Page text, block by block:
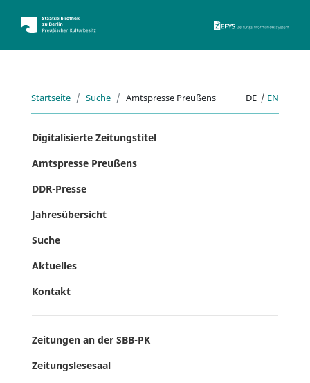
Startseite Suche Amtspresse Preußens DE | EN
Digitalisierte Zeitungstitel
Amtspresse Preußens
DDR-Presse
Jahresübersicht
Suche
Aktuelles
Kontakt
Zeitungen an der SBB-PK
Zeitungslesesaal